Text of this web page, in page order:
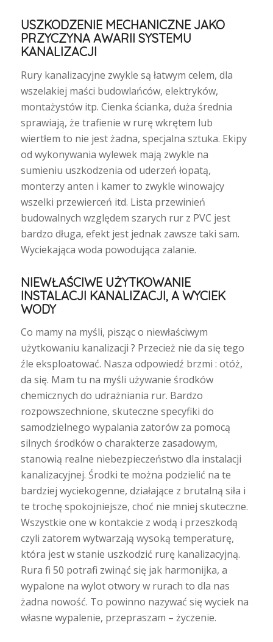
USZKODZENIE MECHANICZNE JAKO
PRZYCZYNA AWARII SYSTEMU
KANALIZACJI
Rury kanalizacyjne zwykle są łatwym celem, dla
wszelakiej maści budowlańców, elektryków,
montażystów itp. Cienka ścianka, duża średnia
sprawiają, że trafienie w rurę wkrętem lub
wiertłem to nie jest żadna, specjalna sztuka. Ekipy
od wykonywania wylewek mają zwykle na
sumieniu uszkodzenia od uderzeń łopatą,
monterzy anten i kamer to zwykle winowajcy
wszelki przewierceń itd. Lista przewinień
budowalnych względem szarych rur z PVC jest
bardzo długa, efekt jest jednak zawsze taki sam.
Wyciekająca woda powodująca zalanie.
NIEWŁAŚCIWE UŻYTKOWANIE
INSTALACJI KANALIZACJI, A WYCIEK
WODY
Co mamy na myśli, pisząc o niewłaściwym
użytkowaniu kanalizacji ? Przecież nie da się tego
źle eksploatować. Nasza odpowiedź brzmi : otóż,
da się. Mam tu na myśli używanie środków
chemicznych do udrażniania rur. Bardzo
rozpowszechnione, skuteczne specyfiki do
samodzielnego wypalania zatorów za pomocą
silnych środków o charakterze zasadowym,
stanowią realne niebezpieczeństwo dla instalacji
kanalizacyjnej. Środki te można podzielić na te
bardziej wyciekogenne, działające z brutalną siła i
te trochę spokojniejsze, choć nie mniej skuteczne.
Wszystkie one w kontakcie z wodą i przeszkodą
czyli zatorem wytwarzają wysoką temperaturę,
która jest w stanie uszkodzić rurę kanalizacyjną.
Rura fi 50 potrafi zwinąć się jak harmonijka, a
wypalone na wylot otwory w rurach to dla nas
żadna nowość. To powinno nazywać się wyciek na
własne wypalenie, przepraszam – życzenie.